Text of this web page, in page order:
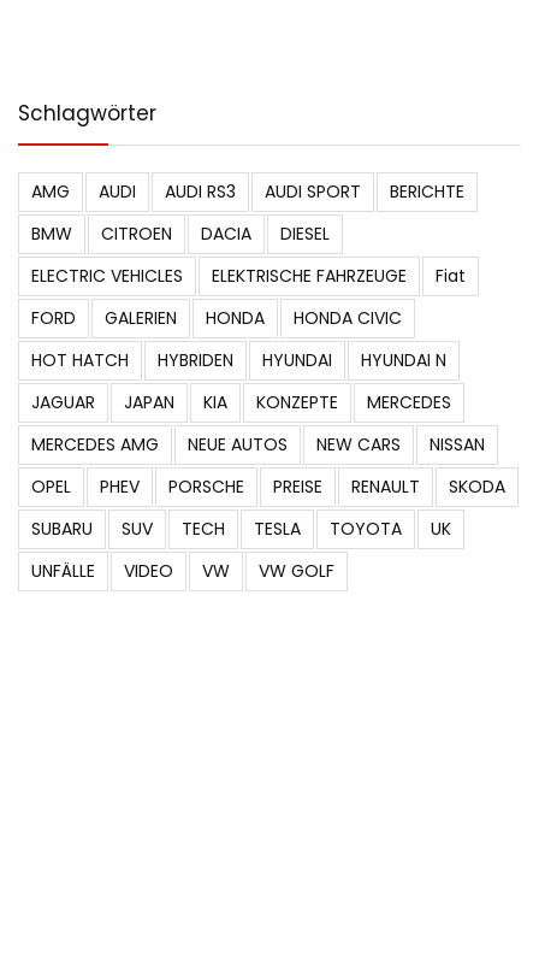
Schlagwörter
AMG AUDI AUDI RS3 AUDI SPORT
BERICHTE
BMW
CITROEN DACIA
DIESEL
ELECTRIC VEHICLES
ELEKTRISCHE FAHRZEUGE
Fiat
FORD
GALERIEN HONDA
HONDA CIVIC
HOT HATCH
HYBRIDEN HYUNDAI
HYUNDAI N
JAGUAR
JAPAN KIA KONZEPTE
MERCEDES
MERCEDES AMG
NEUE AUTOS NEW CARS
NISSAN
OPEL
PHEV PORSCHE PREISE RENAULT
SKODA
SUBARU
SUV TECH TESLA TOYOTA
UK
UNFÄLLE
VIDEO VW VW GOLF